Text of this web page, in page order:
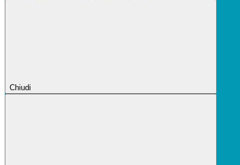
Chiudi